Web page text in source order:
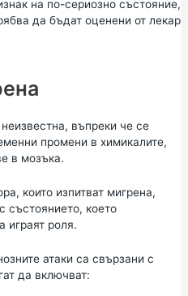
на по-сериозно състояние,
да бъдат оценени от лекар
въпреки че се
промени в химикалите,
в мозъка.
които изпитват мигрена,
състоянието, което
играят роля.
атаки са свързани с
да включват: